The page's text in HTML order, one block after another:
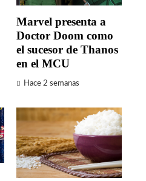
Marvel presenta a
Doctor Doom como
el sucesor de Thanos
en el MCU
Hace 2 semanas